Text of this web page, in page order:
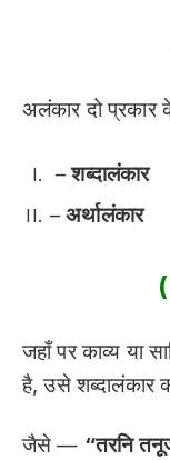
अलंकार दो
–शब्दालंकार
–अर्थालंकार
जहाँ पर काव्य या
है, उसे शब्दालंकार
जैसे — “तरनि